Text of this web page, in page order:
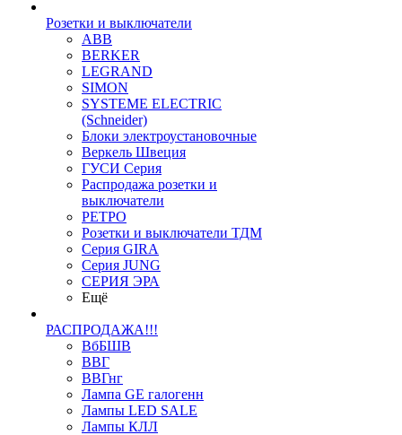
Розетки и выключатели
ABB
BERKER
LEGRAND
SIMON
SYSTEME ELECTRIC
(Schneider)
Блоки электроустановочные
Веркель Швеция
ГУСИ Серия
Распродажа розетки и
выключатели
РЕТРО
Розетки и выключатели ТДМ
Серия GIRA
Серия JUNG
СЕРИЯ ЭРА
Ещё
РАСПРОДАЖА!!!
ВбБШВ
ВВГ
ВВГнг
Лампа GE галогенн
Лампы LED SALE
Лампы КЛЛ